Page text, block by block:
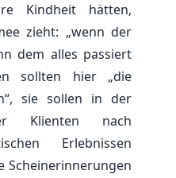
Kindheit hätten,
zieht: „wenn der
dem alles passiert
sollten hier „die
sie sollen in der
Klienten nach
Erlebnissen
Scheinerinnerungen